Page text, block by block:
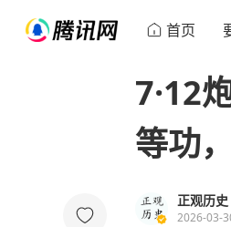
首页
7·12
等功
正观历史
2026-03-